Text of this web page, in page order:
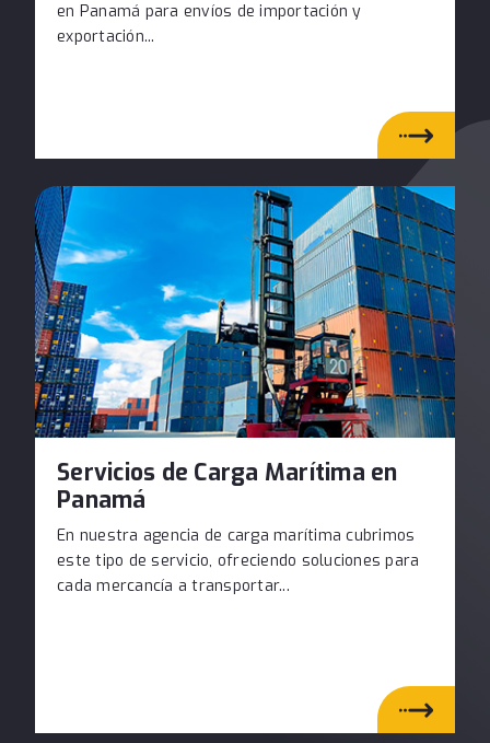
en Panamá para envíos de importación y
exportación...
Servicios de Carga Marítima en
Panamá
En nuestra agencia de carga marítima cubrimos
este tipo de servicio, ofreciendo soluciones para
cada mercancía a transportar...